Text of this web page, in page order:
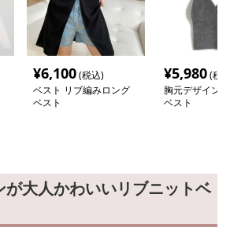
¥6,100(税込)
ベスト リブ編みロング
ベスト
¥5,980(税
胸元デザイン
ベスト
が大人かわいいリブニットベ